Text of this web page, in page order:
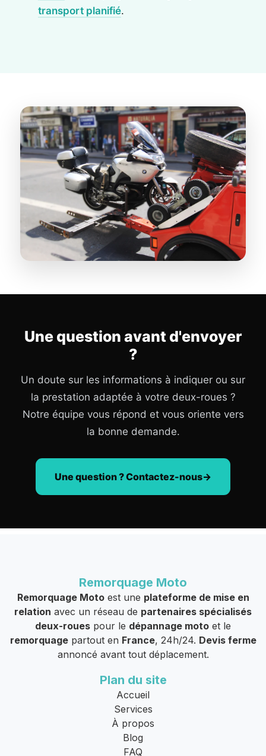
transport planifié.
Une question avant d'envoyer
?
Un doute sur les informations à indiquer ou sur
la prestation adaptée à votre deux-roues ?
Notre équipe vous répond et vous oriente vers
la bonne demande.
Une question ? Contactez-nous
Remorquage Moto
Remorquage Motoest une plateforme de mise en
relation avec un réseau de partenaires spécialisés
deux-roues pour le dépannage moto et le
remorquagepartout en France, 24h/24. Devis ferme
annoncé avant tout déplacement.
Plan du site
Accueil
Services
À propos
Blog
FAQ